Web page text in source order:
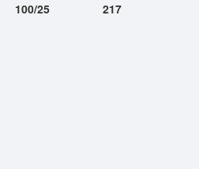
100/25 217